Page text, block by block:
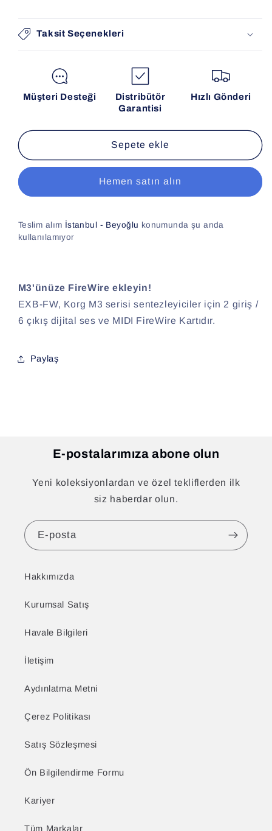
Taksit Seçenekleri
Müşteri Desteği
Distribütör
Garantisi
Hızlı Gönderi
Sepete ekle
Hemen satın alın
Teslim alım İstanbul - Beyoğlu konumunda şu anda
kullanılamıyor
M3'ünüze FireWire ekleyin!
EXB-FW, Korg M3 serisi sentezleyiciler için 2 giriş /
6 çıkış dijital ses ve MIDI FireWire Kartıdır.
Paylaş
E-postalarımıza abone olun
Yeni koleksiyonlardan ve özel tekliflerden ilk
siz haberdar olun.
E-posta
Hakkımızda
Kurumsal Satış
Havale Bilgileri
İletişim
Aydınlatma Metni
Çerez Politikası
Satış Sözleşmesi
Ön Bilgilendirme Formu
Kariyer
Tüm Markalar